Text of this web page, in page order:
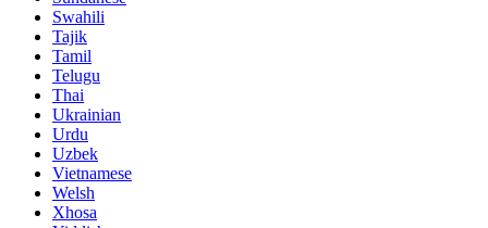
Swahili
Tajik
Tamil
Telugu
Thai
Ukrainian
Urdu
Uzbek
Vietnamese
Welsh
Xhosa